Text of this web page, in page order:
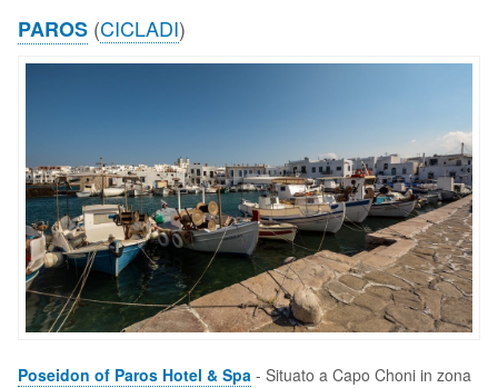
PAROS (CICLADI)
Poseidon of Paros Hotel & Spa - Situato a Capo Choni in zona